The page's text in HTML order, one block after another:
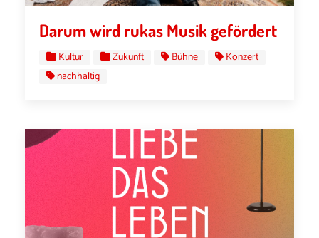
Darum wird rukas Musik gefördert
Kultur Zukunft Bühne
Konzert
nachhaltig